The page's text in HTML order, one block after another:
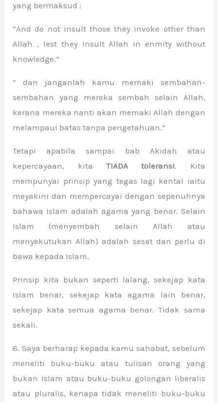
yang bermaksud :
“And do not insult those they invoke other than
Allah , lest they insult Allah in enmity without
knowledge.”
“ dan janganlah kamu memaki sembahan-
sembahan yang mereka sembah selain Allah,
kerana mereka nanti akan memaki Allah dengan
melampaui batas tanpa pengetahuan.”
Tetapi apabila sampai bab Akidah atau
kepercayaan, kita TIADA toleransi. Kita
mempunyai prinsip yang tegas lagi kental iaitu
meyakini dan mempercayai dengan sepenuhnya
bahawa Islam adalah agama yang benar. Selain
Islam (menyembah selain Allah atau
menyekutukan Allah) adalah sesat dan perlu di
bawa kepada Islam.
Prinsip kita bukan seperti lalang, sekejap kata
Islam benar, sekejap kata agama lain benar,
sekejap kata semua agama benar. Tidak sama
sekali.
6. Saya berharap kepada kamu sahabat, sebelum
meneliti buku-buku atau tulisan orang yang
bukan Islam atau buku-buku golongan liberalis
atau pluralis, kenapa tidak meneliti buku-buku